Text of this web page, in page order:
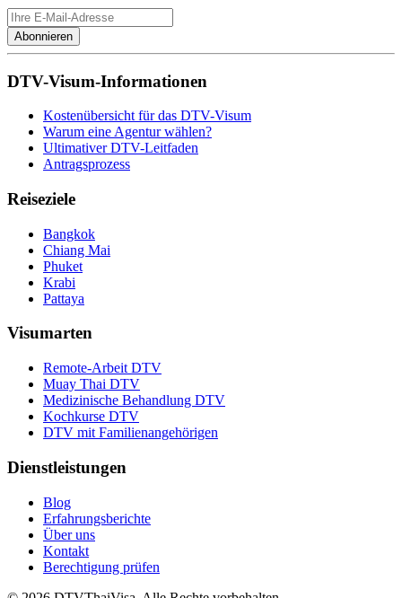
Abonnieren
DTV-Visum-Informationen
Kostenübersicht für das DTV-Visum
Warum eine Agentur wählen?
Ultimativer DTV-Leitfaden
Antragsprozess
Reiseziele
Bangkok
Chiang Mai
Phuket
Krabi
Pattaya
Visumarten
Remote-Arbeit DTV
Muay Thai DTV
Medizinische Behandlung DTV
Kochkurse DTV
DTV mit Familienangehörigen
Dienstleistungen
Blog
Erfahrungsberichte
Über uns
Kontakt
Berechtigung prüfen